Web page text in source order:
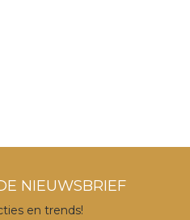
NIEUWSBRIEF
en trends!